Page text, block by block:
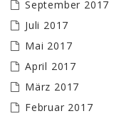
September 2017
Juli 2017
Mai 2017
April 2017
März 2017
Februar 2017